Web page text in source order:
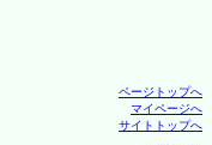
ページトップへ
マイページへ
サイトトップへ